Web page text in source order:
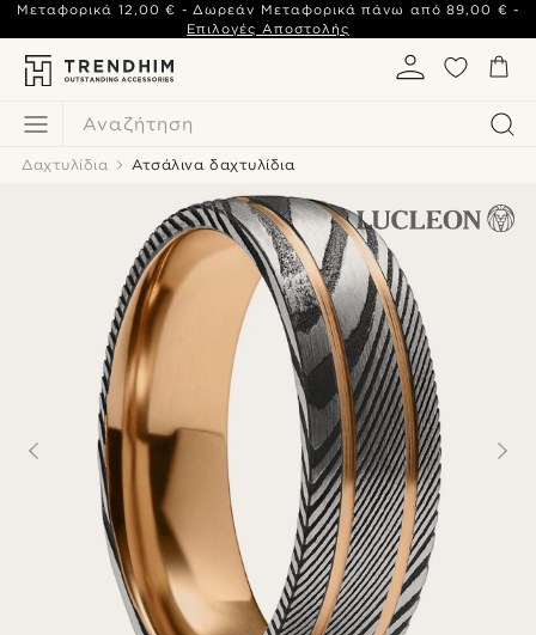
Αναζήτηση
Μεταφορικά 12,00 € - Δωρεάν Μεταφορικά πάνω από 89,00 € -
Επιλογές Αποστολής
Δαχτυλίδια Ατσάλινα δαχτυλίδια